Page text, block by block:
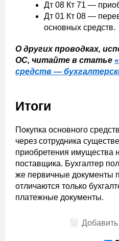
Дт 08 Кт 71 —
Дт 01 Кт 08 —
основных средств.
О других проводках,
ОС, читайте в статье
средств —
Итоги
Покупка основного
через сотрудника
приобретения имущества
поставщика. Бухгалтер
же первичные документы
отличаются только
платежные документы.
Добавить